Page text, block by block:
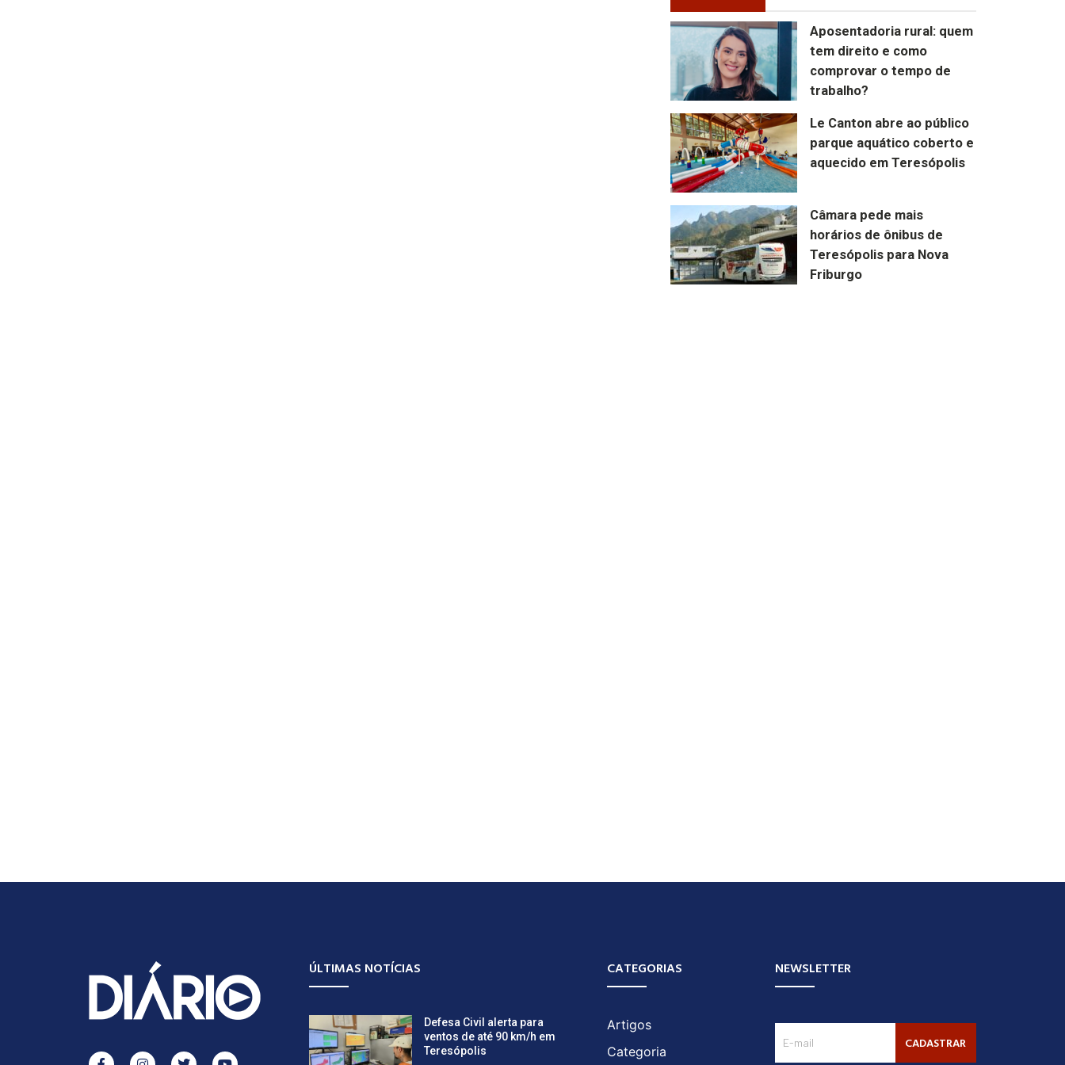
Aposentadoria rural: quem
tem direito e como
comprovar o tempo de
trabalho?
Le Canton abre ao público
parque aquático coberto e
aquecido em Teresópolis
Câmara pede mais
horários de ônibus de
Teresópolis para Nova
Friburgo
ÚLTIMAS NOTÍCIAS
Defesa Civil alerta para
ventos de até 90 km/h em
Teresópolis
CATEGORIAS
Artigos
Categoria
NEWSLETTER
CADASTRAR